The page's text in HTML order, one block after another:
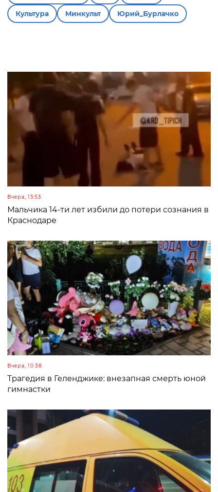
Культура Минкульт Юрий_Бурлачко
Вчера, 13:53
Мальчика 14-ти лет избили до потери сознания в
Краснодаре
Вчера, 10:38
Трагедия в Геленджике: внезапная смерть юной
гимнастки